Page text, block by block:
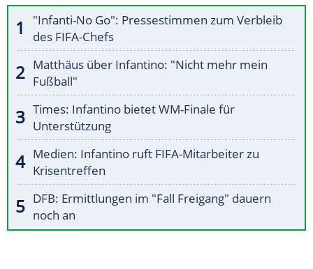
"Infanti-No Go": Pressestimmen zum Verbleib
des FIFA-Chefs
Matthäus über Infantino: "Nicht mehr mein
Fußball"
Times: Infantino bietet WM-Finale für
Unterstützung
Medien: Infantino ruft FIFA-Mitarbeiter zu
Krisentreffen
DFB: Ermittlungen im "Fall Freigang" dauern
noch an